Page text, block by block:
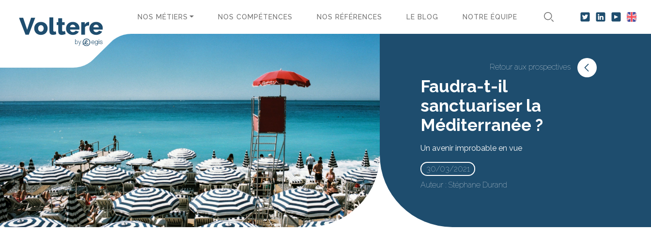
NOS MÉTIERS NOS COMPÉTENCES NOS RÉFÉRENCES LE BLOG NOTRE ÉQUIPE
Retour aux prospectives
Faudra-t-il
sanctuariser la
Méditerranée ?
Un avenir improbable en vue
30/03/2021
Auteur : Stéphane Durand